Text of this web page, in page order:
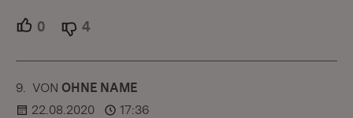
0 Unterstützer.
4
9. KOMMENTAR
VON :OHNE NAME
22.08.2020
17:36